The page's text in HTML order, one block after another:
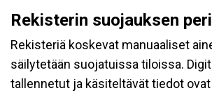
Rekisterin suojauksen
Rekisteriä koskevat manuaaliset
säilytetään suojatuissa tiloissa.
tallennetut ja käsiteltävät tiedot